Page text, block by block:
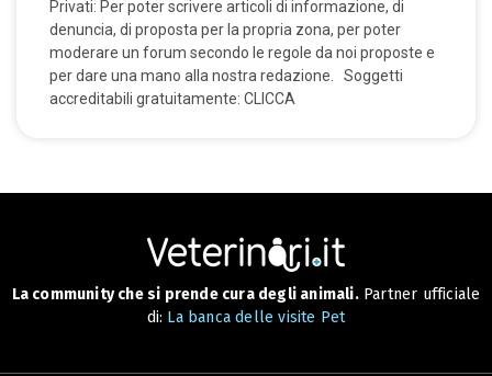
Privati: Per poter scrivere articoli di informazione, di
denuncia, di proposta per la propria zona, per poter
moderare un forum secondo le regole da noi proposte e
per dare una mano alla nostra redazione. Soggetti
accreditabili gratuitamente: CLICCA
La community che si prende cura degli animali.Partner ufficiale
di: La banca delle visite Pet